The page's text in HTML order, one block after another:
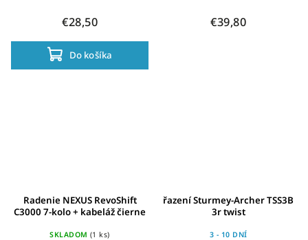
€28,50
Do košíka
€39,80
Radenie NEXUS RevoShift
C3000 7-kolo + kabeláž čierne
SKLADOM (1 ks)
řazení Sturmey-Archer TSS3B
3r twist
3 - 10 DNÍ